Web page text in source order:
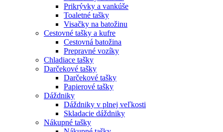
Prikrývky a vankúše
Toaletné tašky
Visačky na batožinu
Cestovné tašky a kufre
Cestovná batožina
Prepravné vozíky
Chladiace tašky
Darčekové tašky
Darčekové tašky
Papierové tašky
Dáždniky
Dáždniky v plnej veľkosti
Skladacie dáždniky
Nákupné tašky